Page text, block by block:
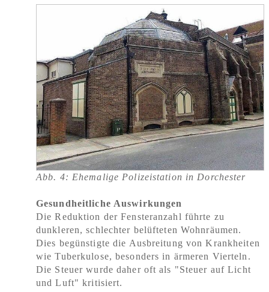
Abb. 4: Ehemalige Polizeistation in Dorchester
Gesundheitliche Auswirkungen
Die Reduktion der Fensteranzahl führte zu
dunkleren, schlechter belüfteten Wohnräumen.
Dies begünstigte die Ausbreitung von Krankheiten
wie Tuberkulose, besonders in ärmeren Vierteln.
Die Steuer wurde daher oft als "Steuer auf Licht
und Luft" kritisiert.